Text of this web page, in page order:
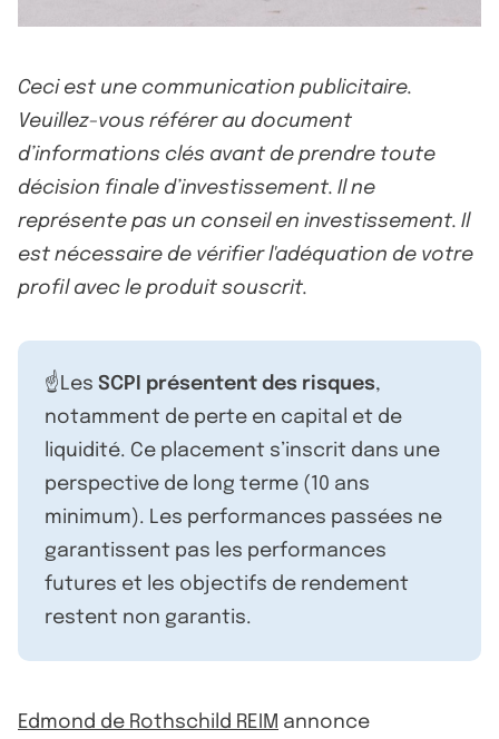
Ceci est une communication publicitaire.
Veuillez-vous référer au document
d’informations clés avant de prendre toute
décision finale d’investissement. Il ne
représente pas un conseil en investissement. Il
est nécessaire de vérifier l'adéquation de votre
profil avec le produit souscrit.
☝️Les SCPI présentent des risques,
notamment de perte en capital et de
liquidité. Ce placement s’inscrit dans une
perspective de long terme (10 ans
minimum). Les performances passées ne
garantissent pas les performances
futures et les objectifs de rendement
restent non garantis.
Edmond de Rothschild REIM annonce